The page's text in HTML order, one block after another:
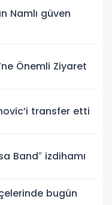
Namlı güven
Önemli Ziyaret
transfer etti
Band″ izdihamı
bugün